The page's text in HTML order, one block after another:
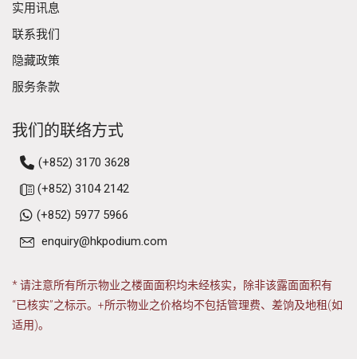
实用讯息
联系我们
隐藏政策
服务条款
我们的联络方式
(+852) 3170 3628
(+852) 3104 2142
(+852) 5977 5966
enquiry@hkpodium.com
* 请注意所有所示物业之楼面面积均未经核实，除非该露面面积有
“已核实”之标示。+所示物业之价格均不包括管理费、差饷及地租(如
适用)。